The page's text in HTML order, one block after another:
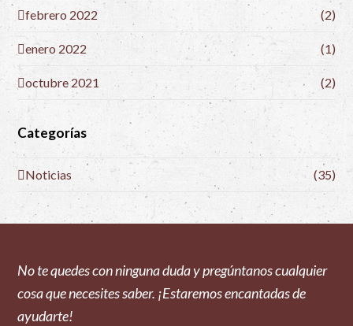
febrero 2022 (2)
enero 2022 (1)
octubre 2021 (2)
Categorías
Noticias (35)
No te quedes con ninguna duda y pregúntanos cualquier
cosa que necesites saber. ¡Estaremos encantadas de
ayudarte!